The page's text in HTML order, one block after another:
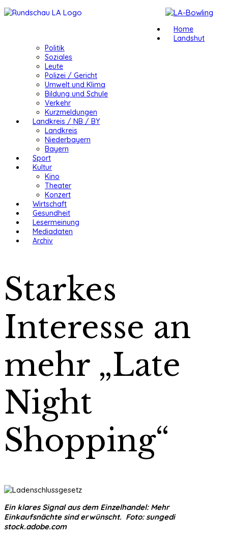
Home
Landshut
Politik
Soziales
Leute
Polizei / Gericht
Umwelt und Klima
Bildung und Schule
Verkehr
Kurzmeldungen
Landkreis / NB / BY
Landkreis
Niederbayern
Bayern
Sport
Kultur
Kino
Theater
Konzert
Wirtschaft
Gesundheit
Lesermeinung
Mediadaten
Archiv
Starkes
Interesse an
mehr „Late
Night
Shopping“
Ein klares Signal aus dem Einzelhandel: Mehr
Einkaufsnächte sind erwünscht. Foto: sungedi
stock.adobe.com